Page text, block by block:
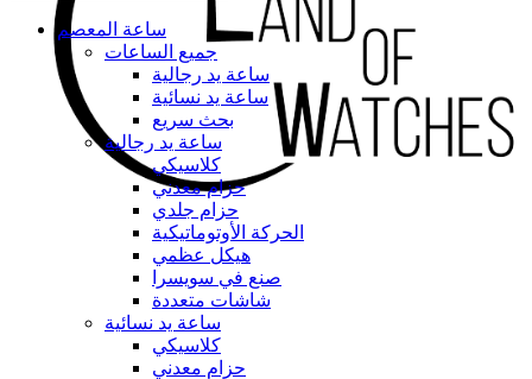
ساعة المعصم
جميع الساعات
ساعة يد رجالية
ساعة يد نسائية
بحث سريع
ساعة يد رجالية
كلاسيكي
حزام معدني
حزام جلدي
الحركة الأوتوماتيكية
هيكل عظمي
صنع في سويسرا
شاشات متعددة
ساعة يد نسائية
كلاسيكي
حزام معدني